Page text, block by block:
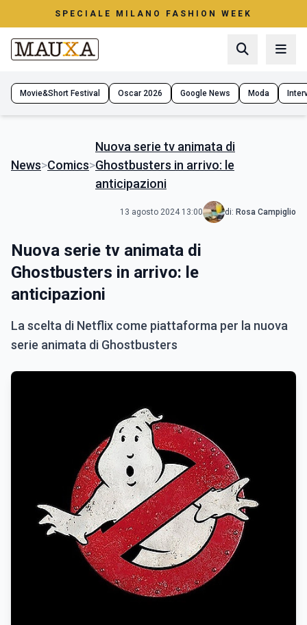
SPECIALE MILANO FASHION WEEK
Movie&Short Festival Oscar 2026 Google News Moda
News>Comics>
Nuova serie tv animata di
Ghostbusters in arrivo: le
anticipazioni
13 agosto 2024 13:00 di: Rosa Campiglio
Nuova serie tv animata di
Ghostbusters in arrivo: le
anticipazioni
La scelta di Netflix come piattaforma per la nuova
serie animata di Ghostbusters